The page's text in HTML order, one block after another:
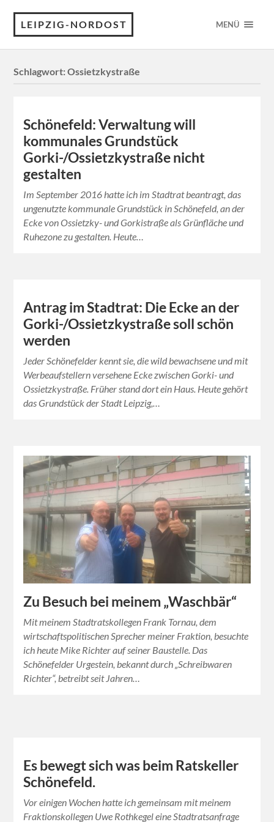
LEIPZIG-NORDOST MENÜ
Schlagwort:Ossietzkystraße
Schönefeld: Verwaltung will
kommunales Grundstück
Gorki-/Ossietzkystraße nicht
gestalten
Im September 2016 hatte ich im Stadtrat beantragt, das
ungenutzte kommunale Grundstück in Schönefeld, an der
Ecke von Ossietzky- und Gorkistraße als Grünfläche und
Ruhezone zu gestalten. Heute…
Antrag im Stadtrat: Die Ecke an der
Gorki-/Ossietzkystraße soll schön
werden
Jeder Schönefelder kennt sie, die wild bewachsene und mit
Werbeaufstellern versehene Ecke zwischen Gorki- und
Ossietzkystraße. Früher stand dort ein Haus. Heute gehört
das Grundstück der Stadt Leipzig,…
Zu Besuch bei meinem „Waschbär“
Mit meinem Stadtratskollegen Frank Tornau, dem
wirtschaftspolitischen Sprecher meiner Fraktion, besuchte
ich heute Mike Richter auf seiner Baustelle. Das
Schönefelder Urgestein, bekannt durch „Schreibwaren
Richter“, betreibt seit Jahren…
Es bewegt sich was beim Ratskeller
Schönefeld.
Vor einigen Wochen hatte ich gemeinsam mit meinem
Fraktionskollegen Uwe Rothkegel eine Stadtratsanfrage